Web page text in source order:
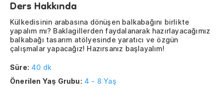
Ders Hakkında
Külkedisinin arabasına dönüşen balkabağını birlikte
yapalım mı? Baklagillerden faydalanarak hazırlayacağımız
balkabağı tasarım atölyesinde yaratıcı ve özgün
çalışmalar yapacağız! Hazırsanız başlayalım!
Süre: 40 dk
Önerilen Yaş Grubu: 4 - 8 Yaş